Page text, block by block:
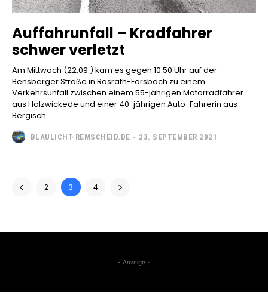
Auffahrunfall – Kradfahrer
schwer verletzt
Am Mittwoch (22.09.) kam es gegen 10:50 Uhr auf der
Bensberger Straße in Rösrath-Forsbach zu einem
Verkehrsunfall zwischen einem 55-jährigen Motorradfahrer
aus Holzwickede und einer 40-jährigen Auto-Fahrerin aus
Bergisch...
BLAULICHT-REMSCHEID.DE - 23. SEPTEMBER 2021
2 3 4
- Anzeige -